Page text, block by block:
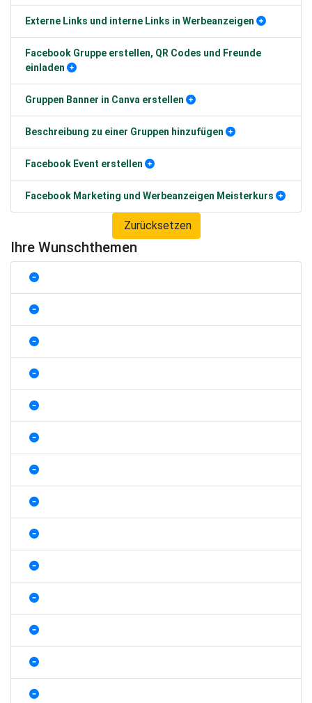
Externe Links und interne Links in Werbeanzeigen
Facebook Gruppe erstellen, QR Codes und Freunde
einladen
Gruppen Banner in Canva erstellen
Beschreibung zu einer Gruppen hinzufügen
Facebook Event erstellen
Facebook Marketing und Werbeanzeigen Meisterkurs
Zurücksetzen
Ihre Wunschthemen